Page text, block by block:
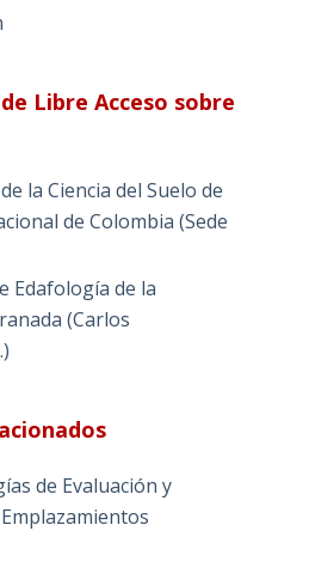
Libre Acceso sobre
la Ciencia del Suelo de
de Colombia (Sede
Edafología de la
(Carlos
de Evaluación y